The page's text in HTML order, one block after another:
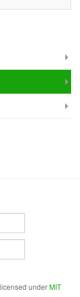
underMIT